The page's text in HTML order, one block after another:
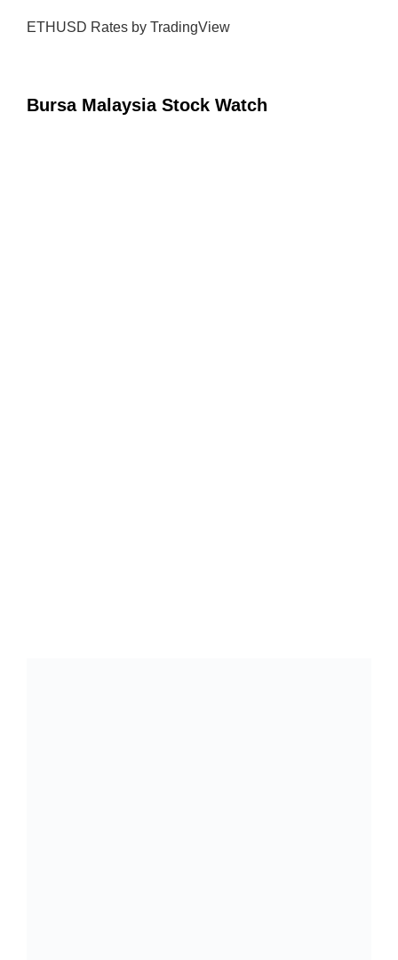
ETHUSD Rates by TradingView
Bursa Malaysia Stock Watch